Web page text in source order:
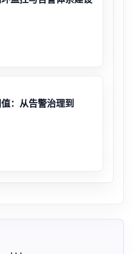
：从告警治理到